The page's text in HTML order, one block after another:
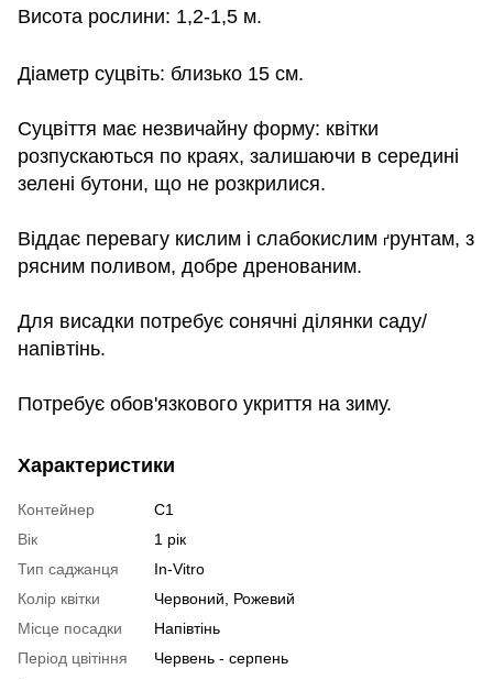
Висота рослини: 1,2-1,5 м.
Діаметр суцвіть: близько 15 см.
Суцвіття має незвичайну форму: квітки
розпускаються по краях, залишаючи в середині
зелені бутони, що не розкрилися.
Віддає перевагу кислим і слабокислим ґрунтам, з
рясним поливом, добре дренованим.
Для висадки потребує сонячні ділянки саду/
напівтінь.
Потребує обов'язкового укриття на зиму.
Характеристики
Контейнер
С1
Вік
1 рік
Тип саджанця
In-Vitro
Колір квітки
Червоний, Рожевий
Місце посадки
Напівтінь
Період цвітіння
Червень - серпень